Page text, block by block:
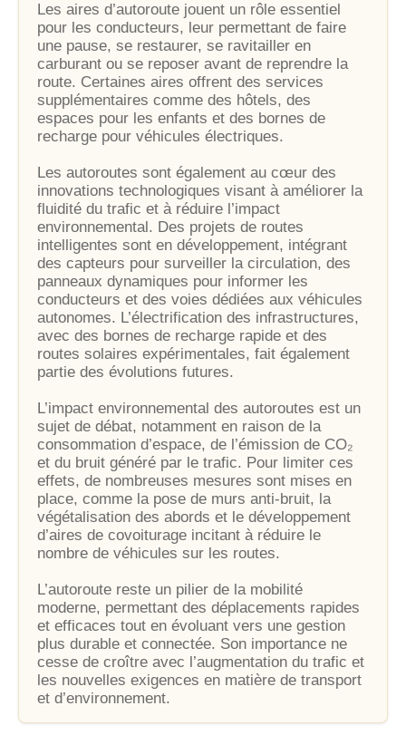
Les aires d’autoroute jouent un rôle essentiel
pour les conducteurs, leur permettant de faire
une pause, se restaurer, se ravitailler en
carburant ou se reposer avant de reprendre la
route. Certaines aires offrent des services
supplémentaires comme des hôtels, des
espaces pour les enfants et des bornes de
recharge pour véhicules électriques.
Les autoroutes sont également au cœur des
innovations technologiques visant à améliorer la
fluidité du trafic et à réduire l’impact
environnemental. Des projets de routes
intelligentes sont en développement, intégrant
des capteurs pour surveiller la circulation, des
panneaux dynamiques pour informer les
conducteurs et des voies dédiées aux véhicules
autonomes. L’électrification des infrastructures,
avec des bornes de recharge rapide et des
routes solaires expérimentales, fait également
partie des évolutions futures.
L’impact environnemental des autoroutes est un
sujet de débat, notamment en raison de la
consommation d’espace, de l’émission de CO₂
et du bruit généré par le trafic. Pour limiter ces
effets, de nombreuses mesures sont mises en
place, comme la pose de murs anti-bruit, la
végétalisation des abords et le développement
d’aires de covoiturage incitant à réduire le
nombre de véhicules sur les routes.
L’autoroute reste un pilier de la mobilité
moderne, permettant des déplacements rapides
et efficaces tout en évoluant vers une gestion
plus durable et connectée. Son importance ne
cesse de croître avec l’augmentation du trafic et
les nouvelles exigences en matière de transport
et d’environnement.